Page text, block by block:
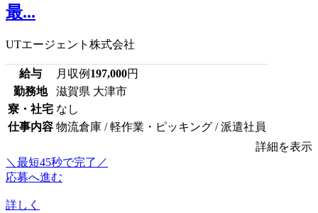
最...
UTエージェント株式会社
給与 月収例 197,000円
勤務地
滋賀県 大津市
寮・社宅 なし
仕事内容 物流倉庫 / 軽作業・ピッキング / 派遣社員
詳細を表示
＼最短45秒で完了／
応募へ進む
詳しく